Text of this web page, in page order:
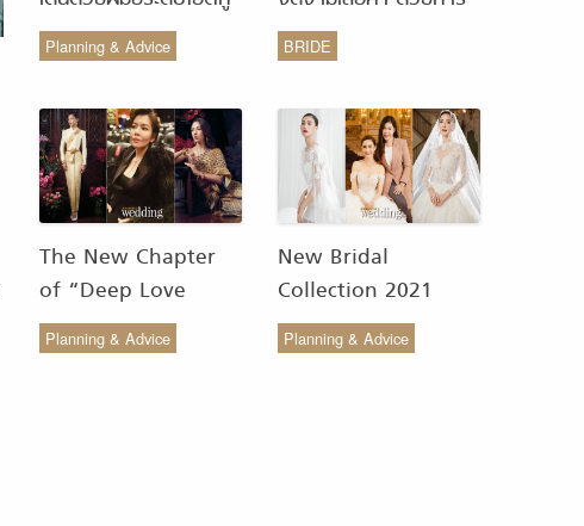
ตูร์ จากห้องเสื้อ Vanus
Couture
Planning & Advice
รังสรรค์จากห้องเสื้อ
Monique Wedding
BRIDE
The New Chapter
of “Deep Love
Wedding Studio” :
รังสรรค์ผ้าทอของไทยให้
Planning & Advice
New Bridal
Collection 2021
from COCO CHIC
สวย เรียบง่าย สไตล์มินิ
Planning & Advice